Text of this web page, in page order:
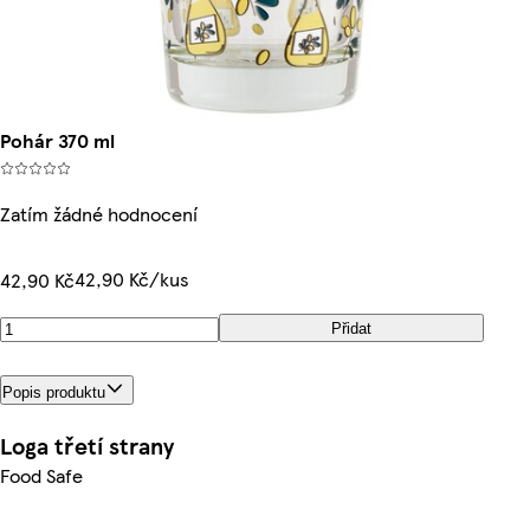
Pohár 370 ml
Zatím žádné hodnocení
42,90 Kč42,90 Kč/kus
Přidat
Popis produktu
Loga třetí strany
Food Safe